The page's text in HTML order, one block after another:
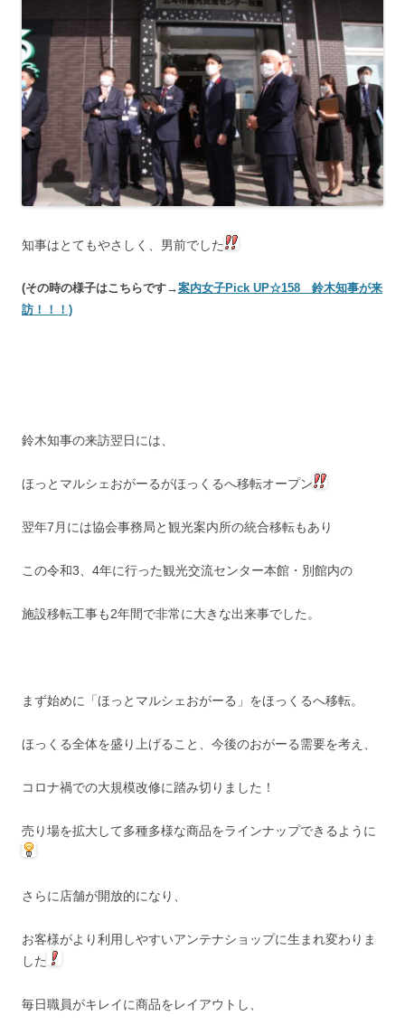
知事はとてもやさしく、男前でした
(その時の様子はこちらです→案内女子Pick UP☆158 鈴木知事が来
訪！！！)
鈴木知事の来訪翌日には、
ほっとマルシェおがーるがほっくるへ移転オープン
翌年7月には協会事務局と観光案内所の統合移転もあり
この令和3、4年に行った観光交流センター本館・別館内の
施設移転工事も2年間で非常に大きな出来事でした。
まず始めに「ほっとマルシェおがーる」をほっくるへ移転。
ほっくる全体を盛り上げること、今後のおがーる需要を考え、
コロナ禍での大規模改修に踏み切りました！
売り場を拡大して多種多様な商品をラインナップできるように
さらに店舗が開放的になり、
お客様がより利用しやすいアンテナショップに生まれ変わりま
した
毎日職員がキレイに商品をレイアウトし、